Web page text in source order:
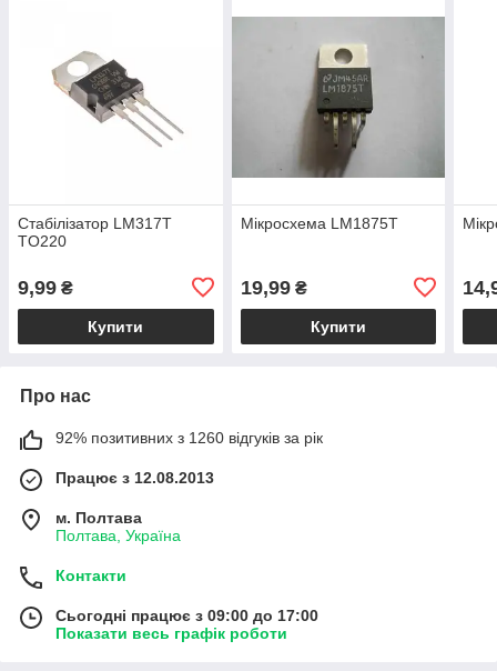
Стабілізатор LM317T
TO220
9,99 ₴
Купити
Мікросхема LM1875T
19,99₴
Купити
Про нас
92% позитивних з 1260 відгуків за рік
Працює з 12.08.2013
м. Полтава
Полтава, Україна
Контакти
Сьогодні працює з 09:00 до 17:00
Показати весь графік роботи